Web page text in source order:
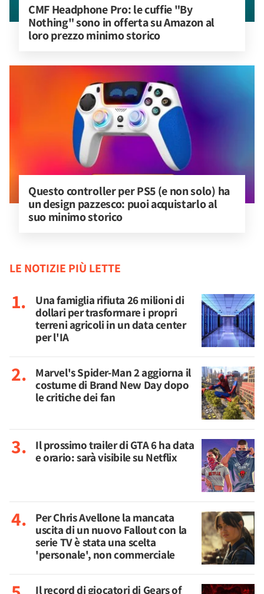
CMF Headphone Pro: le cuffie "By
Nothing" sono in offerta su Amazon al
loro prezzo minimo storico
Questo controller per PS5 (e non solo) ha
un design pazzesco: puoi acquistarlo al
suo minimo storico
LE NOTIZIE PIÙ LETTE
Una famiglia rifiuta 26 milioni di
dollari per trasformare i propri
terreni agricoli in un data center
per l'IA
Marvel's Spider-Man 2 aggiorna il
costume di Brand New Day dopo
le critiche dei fan
Il prossimo trailer di GTA 6 ha data
e orario: sarà visibile su Netflix
Per Chris Avellone la mancata
uscita di un nuovo Fallout con la
serie TV è stata una scelta
'personale', non commerciale
Il record di giocatori di Gears of